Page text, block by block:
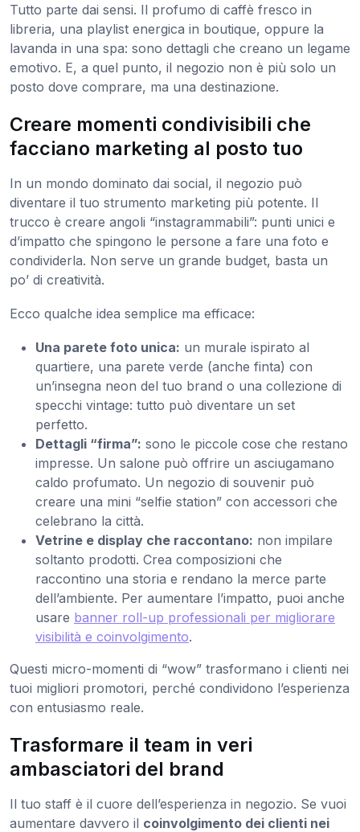
Tutto parte dai sensi. Il profumo di caffè fresco in
libreria, una playlist energica in boutique, oppure la
lavanda in una spa: sono dettagli che creano un legame
emotivo. E, a quel punto, il negozio non è più solo un
posto dove comprare, ma una destinazione.
Creare momenti condivisibili che
facciano marketing al posto tuo
In un mondo dominato dai social, il negozio può
diventare il tuo strumento marketing più potente. Il
trucco è creare angoli “instagrammabili”: punti unici e
d’impatto che spingono le persone a fare una foto e
condividerla. Non serve un grande budget, basta un
po’ di creatività.
Ecco qualche idea semplice ma efficace:
Una parete foto unica: un murale ispirato al
quartiere, una parete verde (anche finta) con
un’insegna neon del tuo brand o una collezione di
specchi vintage: tutto può diventare un set
perfetto.
Dettagli “firma”: sono le piccole cose che restano
impresse. Un salone può offrire un asciugamano
caldo profumato. Un negozio di souvenir può
creare una mini “selfie station” con accessori che
celebrano la città.
Vetrine e display che raccontano: non impilare
soltanto prodotti. Crea composizioni che
raccontino una storia e rendano la merce parte
dell’ambiente. Per aumentare l’impatto, puoi anche
usare banner roll-up professionali per migliorare
visibilità e coinvolgimento.
Questi micro-momenti di “wow” trasformano i clienti nei
tuoi migliori promotori, perché condividono l’esperienza
con entusiasmo reale.
Trasformare il team in veri
ambasciatori del brand
Il tuo staff è il cuore dell’esperienza in negozio. Se vuoi
aumentare davvero il coinvolgimento dei clienti nei